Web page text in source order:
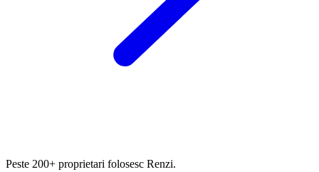
Peste 200+ proprietari folosesc Renzi.